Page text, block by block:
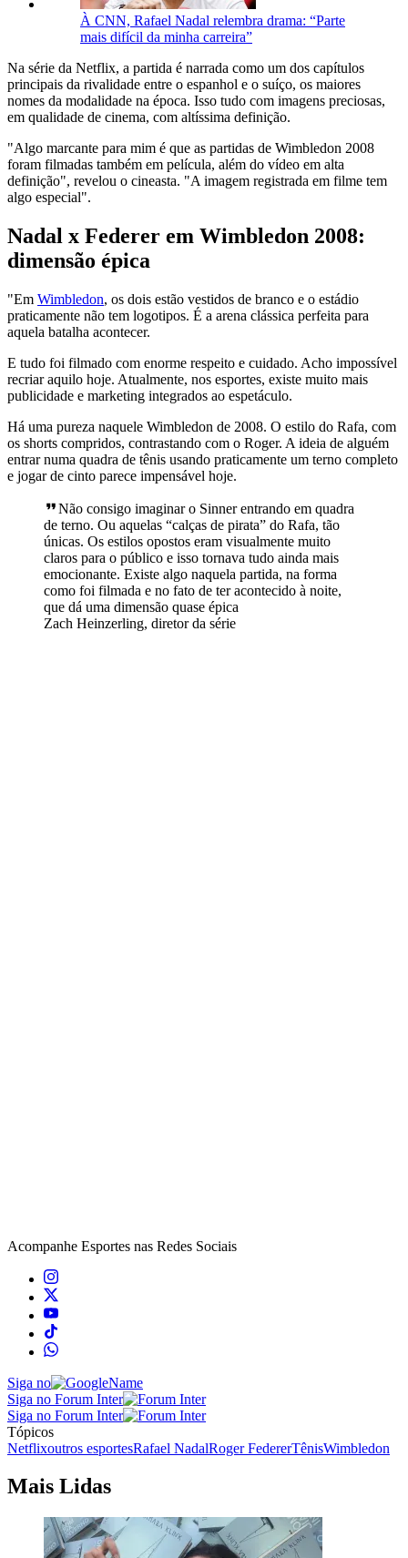
À CNN, Rafael Nadal relembra drama: “Parte
mais difícil da minha carreira”
Na série da Netflix, a partida é narrada como um dos capítulos
principais da rivalidade entre o espanhol e o suíço, os maiores
nomes da modalidade na época. Isso tudo com imagens preciosas,
em qualidade de cinema, com altíssima definição.
"Algo marcante para mim é que as partidas de Wimbledon 2008
foram filmadas também em película, além do vídeo em alta
definição", revelou o cineasta. "A imagem registrada em filme tem
algo especial".
Nadal x Federer em Wimbledon 2008:
dimensão épica
"Em Wimbledon, os dois estão vestidos de branco e o estádio
praticamente não tem logotipos. É a arena clássica perfeita para
aquela batalha acontecer.
E tudo foi filmado com enorme respeito e cuidado. Acho impossível
recriar aquilo hoje. Atualmente, nos esportes, existe muito mais
publicidade e marketing integrados ao espetáculo.
Há uma pureza naquele Wimbledon de 2008. O estilo do Rafa, com
os shorts compridos, contrastando com o Roger. A ideia de alguém
entrar numa quadra de tênis usando praticamente um terno completo
e jogar de cinto parece impensável hoje.
Não consigo imaginar o Sinner entrando em quadra
de terno. Ou aquelas “calças de pirata” do Rafa, tão
únicas. Os estilos opostos eram visualmente muito
claros para o público e isso tornava tudo ainda mais
emocionante. Existe algo naquela partida, na forma
como foi filmada e no fato de ter acontecido à noite,
que dá uma dimensão quase épica
Zach Heinzerling, diretor da série
Acompanhe Esportes nas Redes Sociais
Siga no
Siga no Forum Inter
Siga no Forum Inter
Tópicos
Netflixoutros esportesRafael NadalRoger FedererTênisWimbledon
Mais Lidas